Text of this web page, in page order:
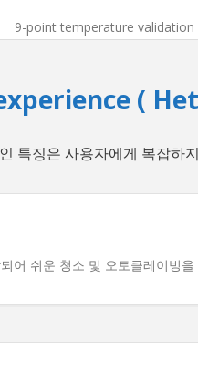
9-point temperature
(
특징은 사용자에게 복잡하
어 쉬운 청소 및 오토클레이빙